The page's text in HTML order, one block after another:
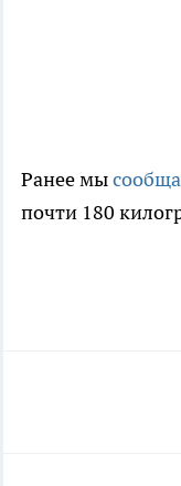
Ранее мы
почти 180